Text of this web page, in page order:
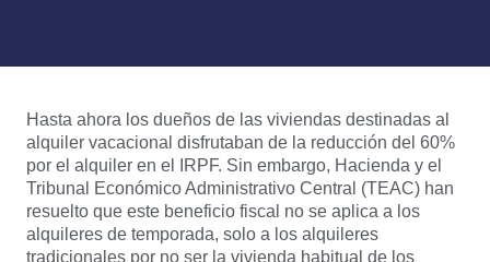
Hasta ahora los dueños de las viviendas destinadas al
alquiler vacacional disfrutaban de la reducción del 60%
por el alquiler en el IRPF. Sin embargo, Hacienda y el
Tribunal Económico Administrativo Central (TEAC) han
resuelto que este beneficio fiscal no se aplica a los
alquileres de temporada, solo a los alquileres
tradicionales por no ser la vivienda habitual de los